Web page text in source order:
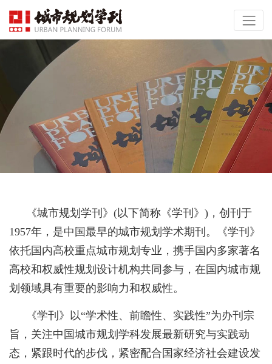
《城市规划学刊》(以下简称《学刊》)，创刊于
1957年，是中国最早的城市规划学术期刊。《学刊》
依托国内高校重点城市规划专业，携手国内多家著名
高校和权威性规划设计机构共同参与，在国内城市规
划领域具有重要的影响力和权威性。
《学刊》以“学术性、前瞻性、实践性”为办刊宗
旨，关注中国城市规划学科发展最新研究与实践动
态，紧跟时代的步伐，紧密配合国家经济社会建设发